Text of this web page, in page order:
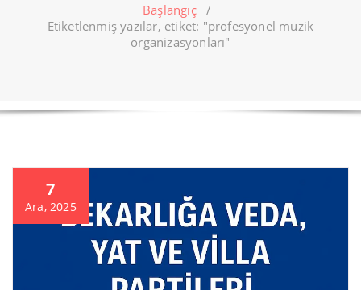
Başlangıç/
Etiketlenmiş yazılar, etiket: "profesyonel müzik
organizasyonları"
7
Ara, 2025